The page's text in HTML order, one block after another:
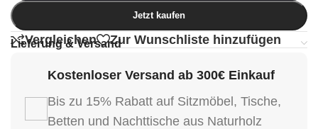
Jetzt kaufen
Vergleichen Zur Wunschliste hinzufügen
Lieferung & Versand
Kostenloser Versand ab 300€ Einkauf
Bis zu 15% Rabatt auf Sitzmöbel, Tische,
Betten und Nachttische aus Naturholz